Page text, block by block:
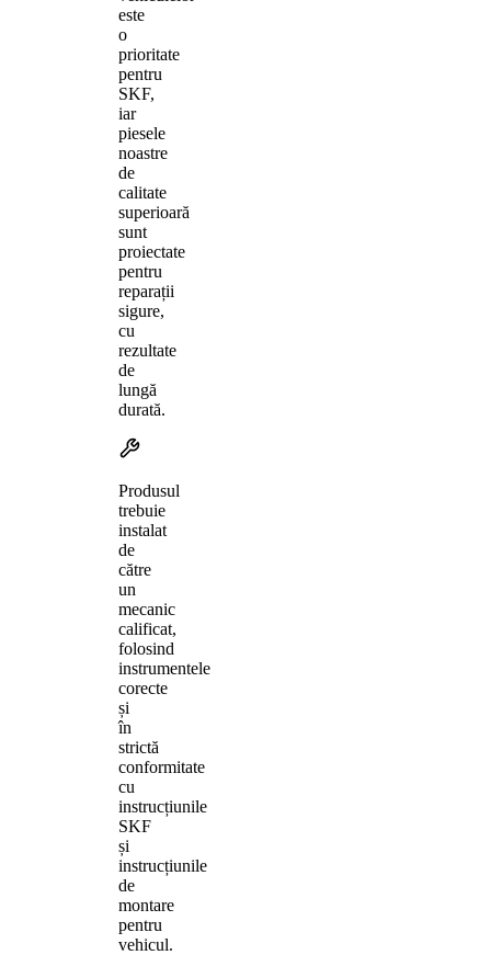
este
o
prioritate
pentru
SKF,
iar
piesele
noastre
de
calitate
superioară
sunt
proiectate
pentru
reparații
sigure,
cu
rezultate
de
lungă
durată.
Produsul
trebuie
instalat
de
către
un
mecanic
calificat,
folosind
instrumentele
corecte
și
în
strictă
conformitate
cu
instrucțiunile
SKF
și
instrucțiunile
de
montare
pentru
vehicul.